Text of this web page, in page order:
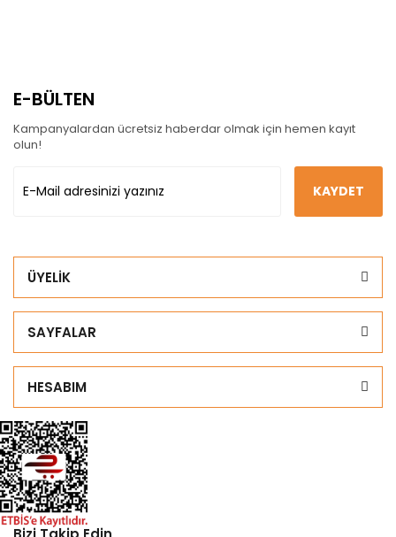
E-BÜLTEN
Kampanyalardan ücretsiz haberdar olmak için hemen kayıt
olun!
KAYDET
ÜYELİK
SAYFALAR
HESABIM